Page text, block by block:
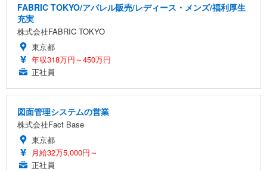
FABRIC TOKYO/アパレル販売/レディース・メンズ/福利厚生
充実
株式会社FABRIC TOKYO
東京都
年収318万円～450万円
正社員
図面管理システムの営業
株式会社Fact Base
東京都
月給32万5,000円～
正社員